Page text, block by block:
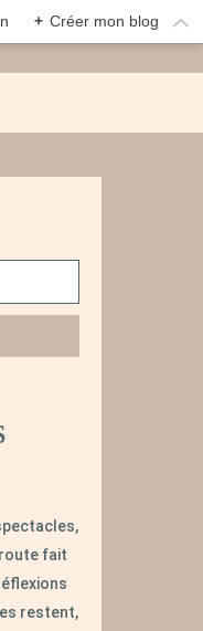
+ Créer mon blog
route fait
restent,